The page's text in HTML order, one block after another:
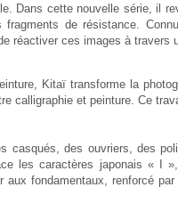
Dans cette nouvelle série, il
de résistance.
réactiver ces images à travers
Kitaï transforme la
calligraphie et peinture. Ce
casqués, des ouvriers, des
les caractères japonais « I
fondamentaux, renforcé